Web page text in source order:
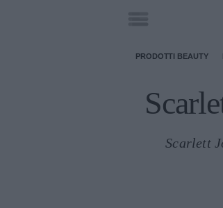
PRODOTTI BEAUTY
Scarlett